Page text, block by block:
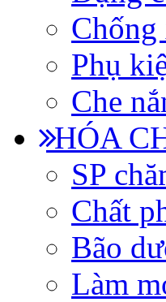
Phụ
Che
HÓA
SP
Chất
Bão
Làm